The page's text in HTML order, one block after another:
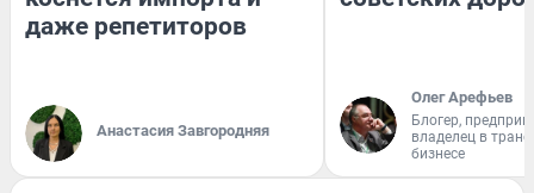
даже репетиторов
Анастасия Завгородняя
Олег Арефьев
Блогер,
владелец в
бизнесе